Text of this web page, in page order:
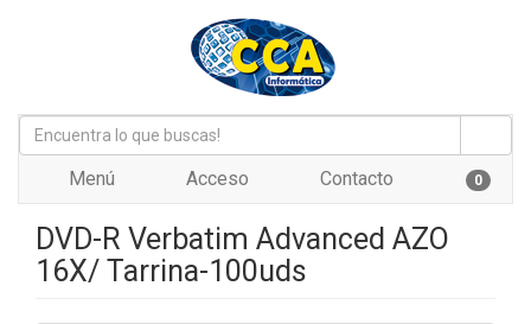
Menú Acceso Contacto 0
DVD-R Verbatim Advanced AZO
16X/ Tarrina-100uds